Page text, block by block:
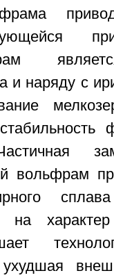
и наряду с
вольфрам
на